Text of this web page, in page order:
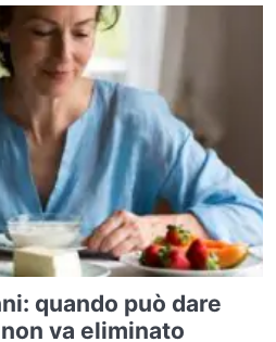
quando può dare
va eliminato